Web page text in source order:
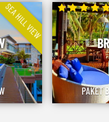
SEA HILL VIEW
PAKET